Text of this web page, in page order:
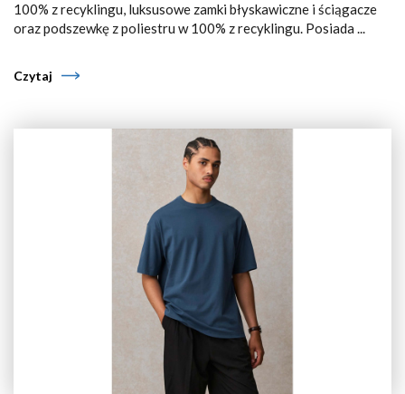
100% z recyklingu, luksusowe zamki błyskawiczne i ściągacze
oraz podszewkę z poliestru w 100% z recyklingu. Posiada ...
Czytaj